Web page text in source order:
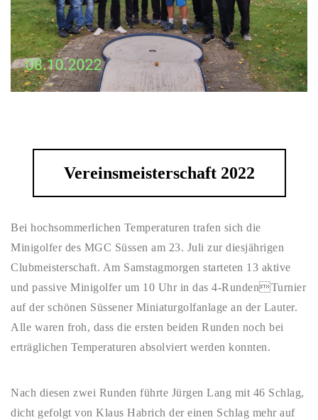
Vereinsmeisterschaft 2022
Bei hochsommerlichen Temperaturen trafen sich die
Minigolfer des MGC Süssen am 23. Juli zur diesjährigen
Clubmeisterschaft. Am Samstagmorgen starteten 13 aktive
und passive Minigolfer um 10 Uhr in das 4-RundenTurnier
auf der schönen Süssener Miniaturgolfanlage an der Lauter.
Alle waren froh, dass die ersten beiden Runden noch bei
erträglichen Temperaturen absolviert werden konnten.
Nach diesen zwei Runden führte Jürgen Lang mit 46 Schlag,
dicht gefolgt von Klaus Habrich der einen Schlag mehr auf